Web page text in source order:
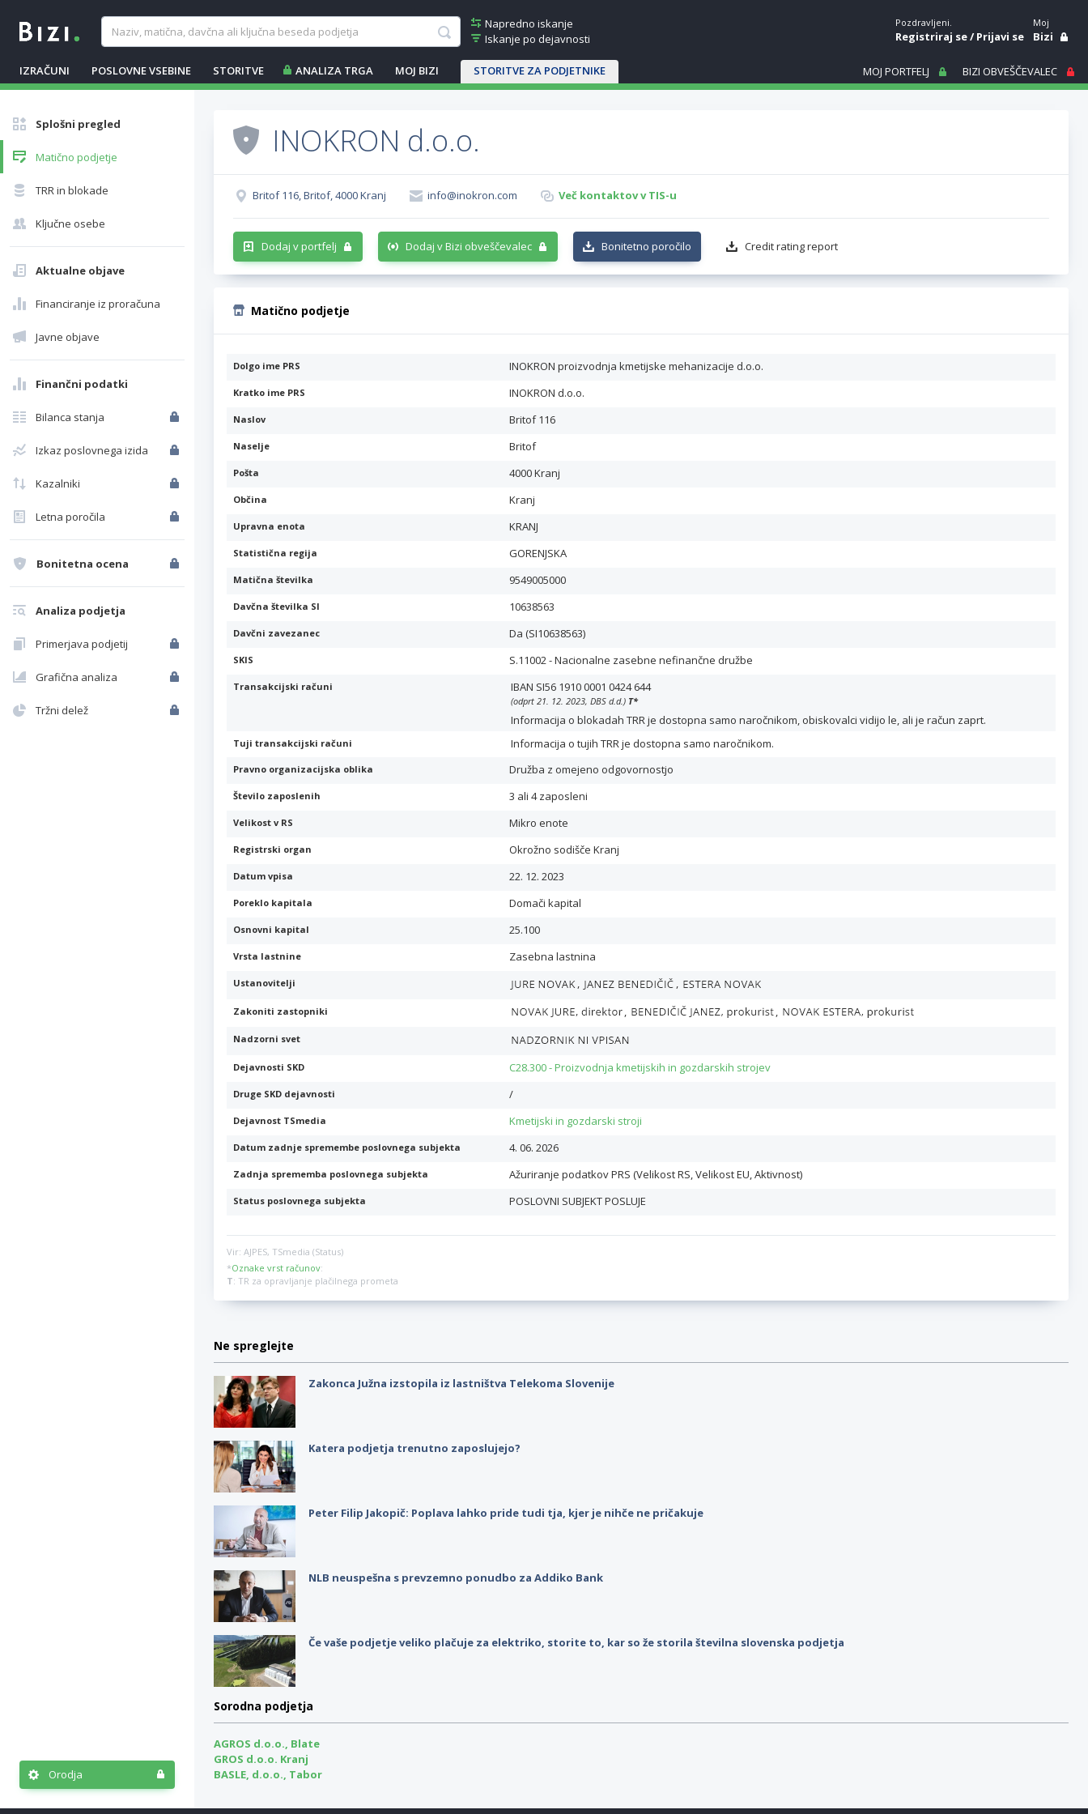
Napredno iskanje
Iskanje po dejavnosti
IZRAČUNI POSLOVNE VSEBINE STORITVE ANALIZA TRGA MOJ BIZI STORITVE ZA PODJETNIKE
Pozdravljeni.
Registriraj se/Prijavi se
Moj
Bizi
MOJ PORTFELJ BIZI OBVEŠČEVALEC
Splošni pregled
Matično podjetje
TRR in blokade
Ključne osebe
Aktualne objave
Financiranje iz proračuna
Javne objave
Finančni podatki
Bilanca stanja
Izkaz poslovnega izida
Kazalniki
Letna poročila
Bonitetna ocena
Analiza podjetja
Primerjava podjetij
Grafična analiza
Tržni delež
Orodja
INOKRON d.o.o.
Britof 116, Britof, 4000 Kranj info@inokron.com Več kontaktov v TIS-u
Dodaj v portfelj Dodaj v Bizi obveščevalec Bonitetno poročilo Credit rating report
Matično podjetje
Dolgo ime PRS INOKRON proizvodnja kmetijske mehanizacije d.o.o.
Kratko ime PRS INOKRON d.o.o.
Naslov Britof 116
Naselje Britof
Pošta 4000 Kranj
Občina Kranj
Upravna enota KRANJ
Statistična regija GORENJSKA
Matična številka 9549005000
Davčna številka SI 10638563
Davčni zavezanec Da (SI10638563)
SKIS S.11002 - Nacionalne zasebne nefinančne družbe
Transakcijski računi IBAN SI56 1910 0001 0424 644
(odprt 21. 12. 2023, DBS d.d.) T*
Informacija o blokadah TRR je dostopna samo naročnikom, obiskovalci vidijo le, ali je račun zaprt.
Tuji transakcijski računi Informacija o tujih TRR je dostopna samo naročnikom.
Pravno organizacijska oblika Družba z omejeno odgovornostjo
Število zaposlenih 3 ali 4 zaposleni
Velikost v RS Mikro enote
Registrski organ Okrožno sodišče Kranj
Datum vpisa 22. 12. 2023
Poreklo kapitala Domači kapital
Osnovni kapital 25.100
Vrsta lastnine Zasebna lastnina
Ustanovitelji , ,
Zakoniti zastopniki
Nadzorni svet
Dejavnosti SKD C28.300 - Proizvodnja kmetijskih in gozdarskih strojev
Druge SKD dejavnosti /
Dejavnost TSmedia Kmetijski in gozdarski stroji
Datum zadnje spremembe poslovnega subjekta 4. 06. 2026
Zadnja sprememba poslovnega subjekta Ažuriranje podatkov PRS (Velikost RS, Velikost EU, Aktivnost)
Status poslovnega subjekta POSLOVNI SUBJEKT POSLUJE
Vir: AJPES, TSmedia (Status)
*Oznake vrst računov:
T: TR za opravljanje plačilnega prometa
Ne spreglejte
Zakonca Južna izstopila iz lastništva Telekoma Slovenije
Katera podjetja trenutno zaposlujejo?
Peter Filip Jakopič: Poplava lahko pride tudi tja, kjer je nihče ne pričakuje
NLB neuspešna s prevzemno ponudbo za Addiko Bank
Če vaše podjetje veliko plačuje za elektriko, storite to, kar so že storila številna slovenska podjetja
Sorodna podjetja
AGROS d.o.o., Blate
GROS d.o.o. Kranj
BASLE, d.o.o., Tabor